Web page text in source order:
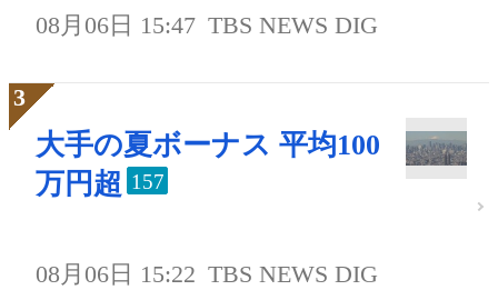
08月06日 15:47 TBS NEWS DIG
大手の夏ボーナス 平均100
万円超 157
08月06日 15:22 TBS NEWS DIG